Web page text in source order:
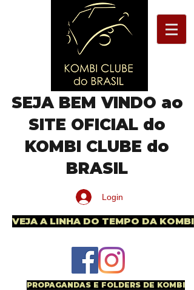
SEJA BEM VINDO ao
SITE OFICIAL do
KOMBI CLUBE do
BRASIL
Login
VEJA A LINHA DO TEMPO DA KOMBI
PROPAGANDAS E FOLDERS DE KOMBI